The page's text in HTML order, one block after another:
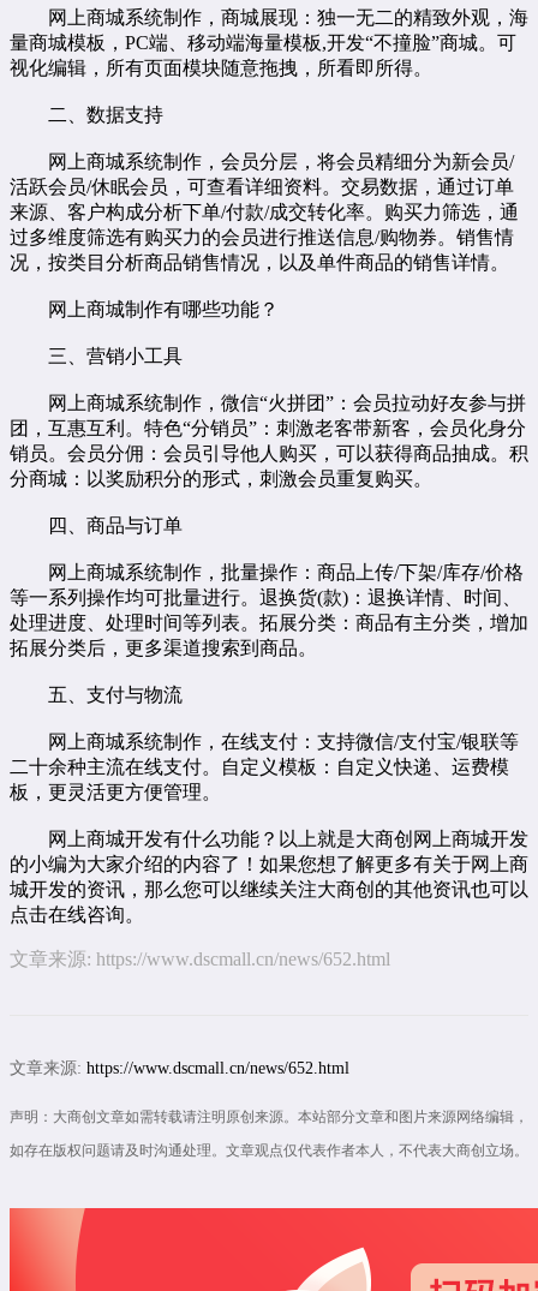
网上商城系统制作，商城展现：独一无二的精致外观，海
量商城模板，PC端、移动端海量模板,开发“不撞脸”商城。可
视化编辑，所有页面模块随意拖拽，所看即所得。
二、数据支持
网上商城系统制作，会员分层，将会员精细分为新会员/
活跃会员/休眠会员，可查看详细资料。交易数据，通过订单
来源、客户构成分析下单/付款/成交转化率。购买力筛选，通
过多维度筛选有购买力的会员进行推送信息/购物券。销售情
况，按类目分析商品销售情况，以及单件商品的销售详情。
网上商城制作有哪些功能？
三、营销小工具
网上商城系统制作，微信“火拼团”：会员拉动好友参与拼
团，互惠互利。特色“分销员”：刺激老客带新客，会员化身分
销员。会员分佣：会员引导他人购买，可以获得商品抽成。积
分商城：以奖励积分的形式，刺激会员重复购买。
四、商品与订单
网上商城系统制作，批量操作：商品上传/下架/库存/价格
等一系列操作均可批量进行。退换货(款)：退换详情、时间、
处理进度、处理时间等列表。拓展分类：商品有主分类，增加
拓展分类后，更多渠道搜索到商品。
五、支付与物流
网上商城系统制作，在线支付：支持微信/支付宝/银联等
二十余种主流在线支付。自定义模板：自定义快递、运费模
板，更灵活更方便管理。
网上商城开发有什么功能？以上就是大商创网上商城开发
的小编为大家介绍的内容了！如果您想了解更多有关于网上商
城开发的资讯，那么您可以继续关注大商创的其他资讯也可以
点击在线咨询。
文章来源: https://www.dscmall.cn/news/652.html
文章来源: https://www.dscmall.cn/news/652.html
声明：大商创文章如需转载请注明原创来源。本站部分文章和图片来源网络编辑，
如存在版权问题请及时沟通处理。文章观点仅代表作者本人，不代表大商创立场。